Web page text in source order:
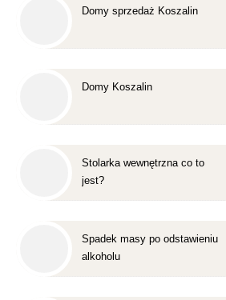
Domy sprzedaż Koszalin
Domy Koszalin
Stolarka wewnętrzna co to
jest?
Spadek masy po odstawieniu
alkoholu